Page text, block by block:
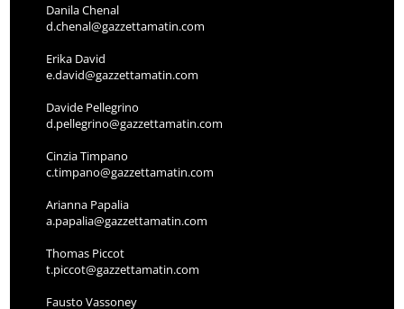
Danila Chenal
d.chenal@gazzettamatin.com
Erika David
e.david@gazzettamatin.com
Davide Pellegrino
d.pellegrino@gazzettamatin.com
Cinzia Timpano
c.timpano@gazzettamatin.com
Arianna Papalia
a.papalia@gazzettamatin.com
Thomas Piccot
t.piccot@gazzettamatin.com
Fausto Vassoney